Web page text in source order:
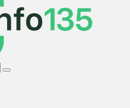
Search